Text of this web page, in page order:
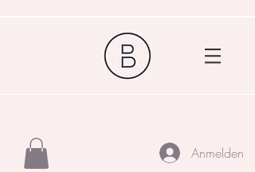
Anmelden